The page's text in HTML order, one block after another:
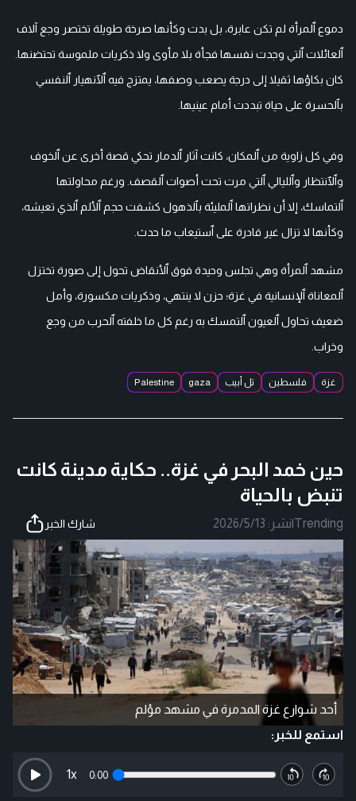
دموع ٱلمرأة لم تكن عابرة، بل بدت وكأنها صرخة طويلة تختصر وجع آلاف
ٱلعائلات ٱلتي وجدت نفسها فجأة بلا مأوى ولا ذكريات ملموسة تحتضنها.
كان بكاؤها ثقيلا إلى درجة يصعب وصفها، يمتزج فيه ٱلٱنهيار ٱلنفسي
بٱلحسرة على حياة تبددت أمام عينيها.
وفي كل زاوية من ٱلمكان، كانت آثار ٱلدمار تحكي قصة أخرى عن ٱلخوف
وٱلٱنتظار وٱلليالي ٱلتي مرت تحت أصوات ٱلقصف. ورغم محاولتها
ٱلتماسك، إلا أن نظراتها ٱلمليئة بٱلذهول كشفت حجم ٱلألم ٱلذي تعيشه،
وكأنها لا تزال غير قادرة على ٱستيعاب ما حدث.
مشهد ٱلمرأة وهي تجلس وحيدة فوق ٱلأنقاض تحول إلى صورة تختزل
ٱلمعاناة ٱلإنسانية في غزة؛ حزن لا ينتهي، وذكريات مكسورة، وأمل
ضعيف تحاول ٱلعيون ٱلتمسك به رغم كل ما خلفته ٱلحرب من وجع
وخراب.
غزة فلسطين تل أبيب gaza
Palestine
حين خمد البحر في غزة.. حكاية مدينة كانت
تنبض بالحياة
Trending
|نشر: 2026/5/13 شارك الخبر
أحد شوارع غزة المدمرة في مشهد مؤلم
استمع للخبر:
0:00
1x